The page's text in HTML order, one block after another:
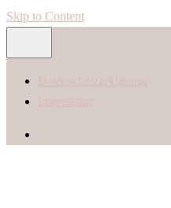
Skip to Content